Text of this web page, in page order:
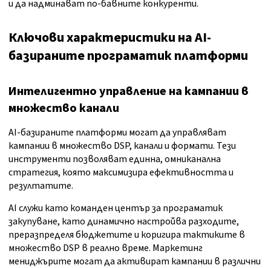
и да надминават по-бавните конкуренти.
Ключови характеристики на AI-
базираните програматик платформи
Интелигентно управление на кампании в
множество канали
AI-базираните платформи могат да управляват
кампании в множество DSP, канали и формати. Тези
инструменти позволяват единна, омниканална
стратегия, която максимизира ефективността и
резултатите.
AI служи като команден център за програматик
закупуване, като динамично настройва разходите,
преразпределя бюджетите и коригира тактиките в
множество DSP в реално време. Маркетинг
мениджърите могат да активират кампании в различни